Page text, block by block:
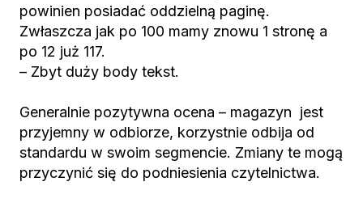
powinien posiadać oddzielną paginę.
Zwłaszcza jak po 100 mamy znowu 1 stronę a
po 12 już 117.
– Zbyt duży body tekst.
Generalnie pozytywna ocena – magazyn jest
przyjemny w odbiorze, korzystnie odbija od
standardu w swoim segmencie. Zmiany te mogą
przyczynić się do podniesienia czytelnictwa.